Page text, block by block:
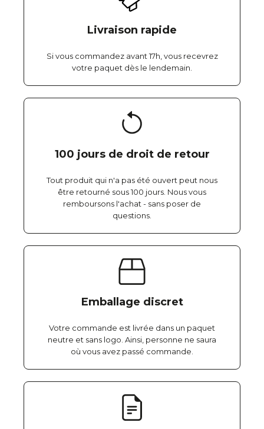
Livraison rapide
Si vous commandez avant 17h, vous recevrez
votre paquet dès le lendemain.
100 jours de droit de retour
Tout produit qui n'a pas été ouvert peut nous
être retourné sous 100 jours. Nous vous
remboursons l'achat - sans poser de
questions.
Emballage discret
Votre commande est livrée dans un paquet
neutre et sans logo. Ainsi, personne ne saura
où vous avez passé commande.